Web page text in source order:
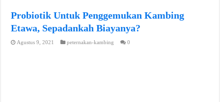
Probiotik Untuk Penggemukan Kambing
Etawa, Sepadankah Biayanya?
Agustus 9, 2021 peternakan-kambing 0